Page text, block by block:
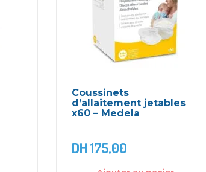
Coussinets
d’allaitement jetables
x60 – Medela
DH175,00